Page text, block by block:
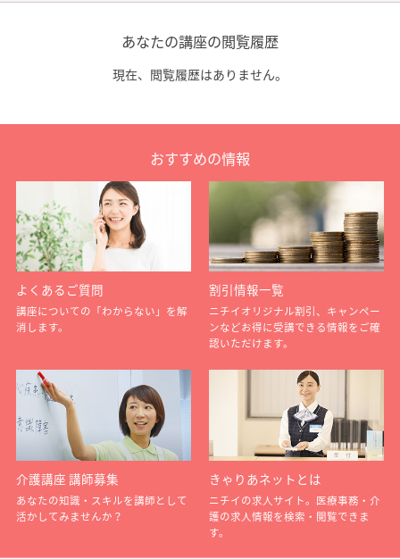
あなたの講座の閲覧履歴
現在、閲覧履歴はありません。
おすすめの情報
よくあるご質問
講座についての「わからない」を解
消します。
割引情報一覧
ニチイオリジナル割引、キャンペー
ンなどお得に受講できる情報をご確
認いただけます。
介護講座 講師募集
あなたの知識・スキルを講師として
活かしてみませんか？
きゃりあネットとは
ニチイの求人サイト。医療事務・介
護の求人情報を検索・閲覧できま
す。